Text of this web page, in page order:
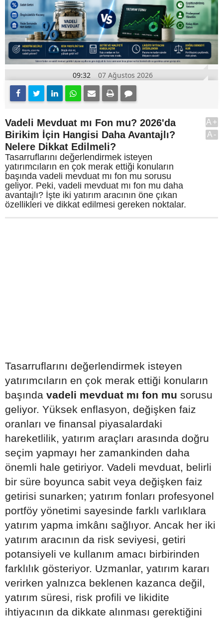
09:32 07 Ağustos 2026
Vadeli Mevduat mı Fon mu? 2026'da
Birikim İçin Hangisi Daha Avantajlı?
Nelere Dikkat Edilmeli?
Tasarruflarını değerlendirmek isteyen
yatırımcıların en çok merak ettiği konuların
başında vadeli mevduat mı fon mu sorusu
geliyor. Peki, vadeli mevduat mı fon mu daha
avantajlı? İşte iki yatırım aracının öne çıkan
özellikleri ve dikkat edilmesi gereken noktalar.
A+
A-
Tasarruflarını değerlendirmek isteyen
yatırımcıların en çok merak ettiği konuların
başında vadeli mevduat mı fon mu sorusu
geliyor. Yüksek enflasyon, değişken faiz
oranları ve finansal piyasalardaki
hareketlilik, yatırım araçları arasında doğru
seçim yapmayı her zamankinden daha
önemli hale getiriyor. Vadeli mevduat, belirli
bir süre boyunca sabit veya değişken faiz
getirisi sunarken; yatırım fonları profesyonel
portföy yönetimi sayesinde farklı varlıklara
yatırım yapma imkânı sağlıyor. Ancak her iki
yatırım aracının da risk seviyesi, getiri
potansiyeli ve kullanım amacı birbirinden
farklılık gösteriyor. Uzmanlar, yatırım kararı
verirken yalnızca beklenen kazanca değil,
yatırım süresi, risk profili ve likidite
ihtiyacının da dikkate alınması gerektiğini